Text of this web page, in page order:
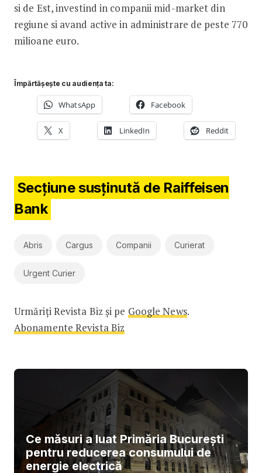
si de Est, investind in companii mid-market din
regiune si avand active in administrare de peste 770
milioane euro.
Împărtășește cu audiența ta:
WhatsApp Facebook
X LinkedIn Reddit
Secțiune susținută de Raiffeisen
Bank
Abris Cargus Companii Curierat
Urgent Curier
Urmăriți Revista Biz și pe Google News.
Abonamente Revista Biz
Ce măsuri a luat Primăria București
pentru reducerea consumului de
energie electrică